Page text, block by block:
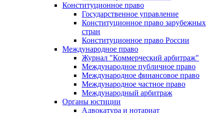
Конституционное право
Государственное управление
Конституционное право зарубежных
стран
Конституционное право России
Международное право
Журнал "Коммерческий арбитраж"
Международное публичное право
Международное финансовое право
Международное частное право
Международный арбитраж
Органы юстиции
Адвокатура и нотариат